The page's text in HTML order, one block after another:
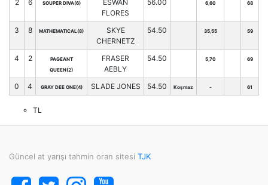
2 6 SOUPER DIVA(6)
ESWAN
FLORES
56.00 6,60 68
3 8 MATHEMATICAL(8)
SKYE
CHERNETZ
54.50 35,55 59
4 2
PAGEANT
QUEEN(2)
FRASER
AEBLY
54.50 5,70 69
0 4 GRAY DEE ONE(4) SLADE JONES 54.50 Koşmaz - 61
TL
Güncel at yarışı tahmin oran sitesi TJK